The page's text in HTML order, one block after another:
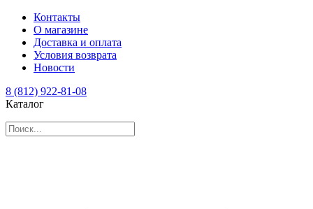
Контакты
О магазине
Доставка и оплата
Условия возврата
Новости
8 (812) 922-81-08
Каталог